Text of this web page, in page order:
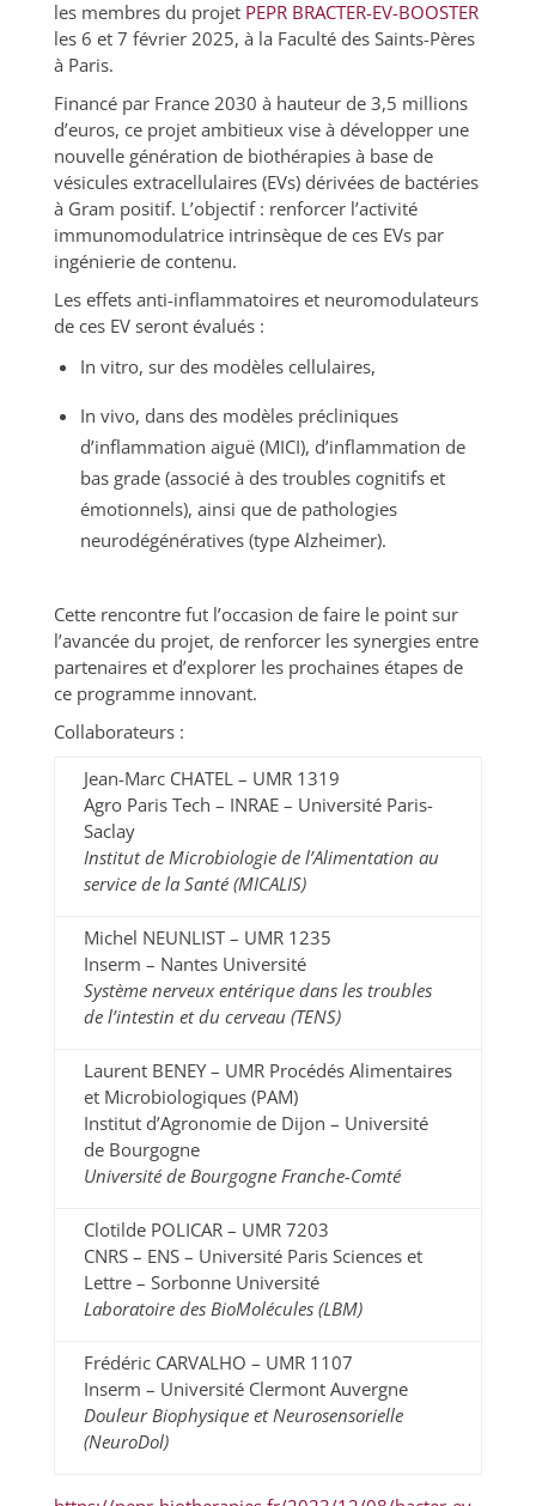
les membres du projet PEPR BRACTER-EV-BOOSTER
les 6 et 7 février 2025, à la Faculté des Saints-Pères
à Paris.
Financé par France 2030 à hauteur de 3,5 millions
d’euros, ce projet ambitieux vise à développer une
nouvelle génération de biothérapies à base de
vésicules extracellulaires (EVs) dérivées de bactéries
à Gram positif. L’objectif : renforcer l’activité
immunomodulatrice intrinsèque de ces EVs par
ingénierie de contenu.
Les effets anti-inflammatoires et neuromodulateurs
de ces EV seront évalués :
In vitro, sur des modèles cellulaires,
In vivo, dans des modèles précliniques
d’inflammation aiguë (MICI), d’inflammation de
bas grade (associé à des troubles cognitifs et
émotionnels), ainsi que de pathologies
neurodégénératives (type Alzheimer).
Cette rencontre fut l’occasion de faire le point sur
l’avancée du projet, de renforcer les synergies entre
partenaires et d’explorer les prochaines étapes de
ce programme innovant.
Collaborateurs :
Jean-Marc CHATEL – UMR 1319
Agro Paris Tech – INRAE – Université Paris-
Saclay
Institut de Microbiologie de l’Alimentation au
service de la Santé (MICALIS)
Michel NEUNLIST – UMR 1235
Inserm – Nantes Université
Système nerveux entérique dans les troubles
de l’intestin et du cerveau (TENS)
Laurent BENEY – UMR Procédés Alimentaires
et Microbiologiques (PAM)
Institut d’Agronomie de Dijon – Université
de Bourgogne
Université de Bourgogne Franche-Comté
Clotilde POLICAR – UMR 7203
CNRS – ENS – Université Paris Sciences et
Lettre – Sorbonne Université
Laboratoire des BioMolécules (LBM)
Frédéric CARVALHO – UMR 1107
Inserm – Université Clermont Auvergne
Douleur Biophysique et Neurosensorielle
(NeuroDol)